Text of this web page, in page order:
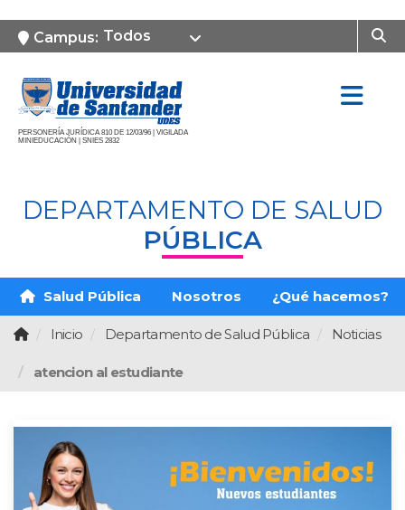
Campus: Todos
PERSONERÍA JURÍDICA 810 DE 12/03/96 | VIGILADA
MINIEDUCACIÓN | SNIES 2832
DEPARTAMENTO DE SALUD
PÚBLICA
Salud Pública Nosotros ¿Qué hacemos?
Inicio Departamento de Salud Pública Noticias
atencion al estudiante